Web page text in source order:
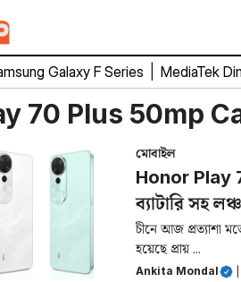
Galaxy F Series MediaTek
70 Plus 50mp
মোবাইল
Honor Play
ব্যাটারি সহ
চীনে আজ প্রত্যাশা
হয়েছে প্রায় ...
Ankita Mondal